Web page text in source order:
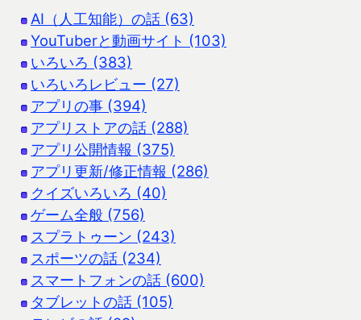
AI（人工知能）の話 (63)
YouTuberと動画サイト (103)
いろいろ (383)
いろいろレビュー (27)
アプリの事 (394)
アプリストアの話 (288)
アプリ公開情報 (375)
アプリ更新/修正情報 (286)
クイズいろいろ (40)
ゲーム全般 (756)
スプラトゥーン (243)
スポーツの話 (234)
スマートフォンの話 (600)
タブレットの話 (105)